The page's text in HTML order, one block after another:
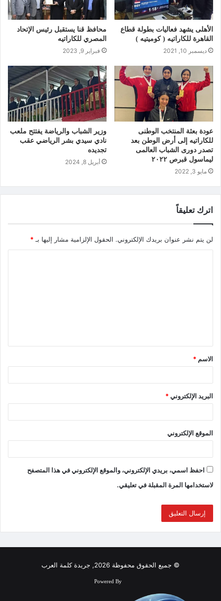
الأهلى يشهد فعاليات بطولة قطاع
القاهرة للكاراتيه ( كوميتيه )
ديسمبر 10, 2021
محافظ قنا يستقبل رئيس الإتحاد
المصري للكاراتيه
فبراير 9, 2023
عودة بعثة المنتخب الوطنى
للكاراتيه إلى أرض الوطن بعد
تصدر دورى الشباب العالمى
ليماسول قبرص ٢٠٢٢
مايو 3, 2022
وزير الشباب والرياضة يفتتح ملعب
نادي سيدي بشر الرياضي عقب
تجديده
أبريل 8, 2024
اترك تعليقاً
لن يتم نشر عنوان بريدك الإلكتروني. الحقول الإلزامية مشار إليها بـ *
الاسم *
البريد الإلكتروني*
الموقع الإلكتروني
احفظ اسمي، بريدي الإلكتروني، والموقع الإلكتروني في هذا المتصفح
لاستخدامها المرة المقبلة في تعليقي.
© جميع الحقوق محفوظة 2026, جريدة كلمة العرب